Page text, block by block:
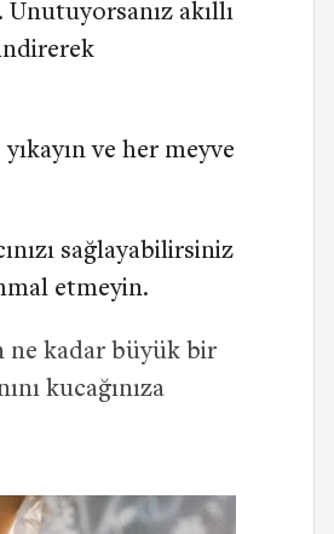
akıllı
ve her meyve
sağlayabilirsiniz
etmeyin.
ne kadar büyük bir
kucağınıza